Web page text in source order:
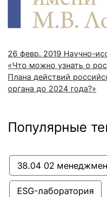
26 февр. 2019 Научно-
«Что можно узнать о
Плана действий
органа до 2024 года?»
Популярные
38.04 02
ESG-лаборатория